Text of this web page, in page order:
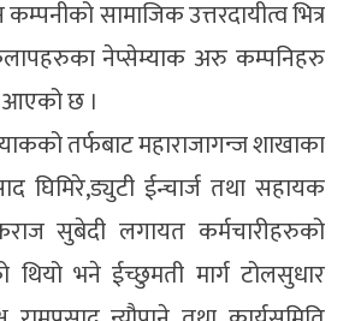
सामाजिक उत्तरदायीत्व भित्र
नेप्सेम्याक अरु कम्पनिहरु
छ ।
तर्फबाट महाराजागन्ज शाखाका
घिमिरे,ड्युटी ईन्चार्ज तथा सहायक
सुबेदी लगायत कर्मचारीहरुको
थियो भने ईच्छुमती मार्ग टोलसुधार